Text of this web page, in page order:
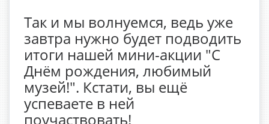
Так и мы волнуемся, ведь уже
завтра нужно будет подводить
итоги нашей мини-акции "С
Днём рождения, любимый
музей!". Кстати, вы ещё
успеваете в ней
поучаствовать!